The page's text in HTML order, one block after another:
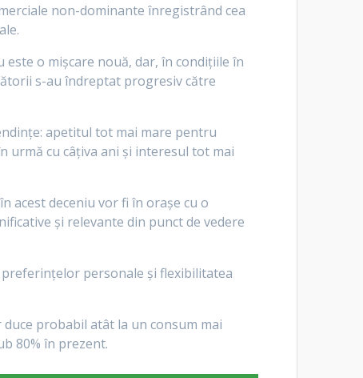
non-dominante înregistrând cea
o mișcare nouă, dar, în condițiile în
s-au îndreptat progresiv către
apetitul tot mai mare pentru
urmă cu câțiva ani și interesul tot mai
acest deceniu vor fi în orașe cu o
și relevante din punct de vedere
personale și flexibilitatea
probabil atât la un consum mai
80% în prezent.